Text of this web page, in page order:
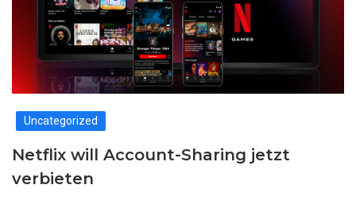
Uncategorized
Netflix will Account-Sharing jetzt
verbieten